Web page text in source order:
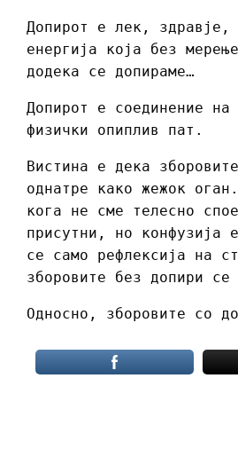
Допирот е лек, здравје,
енергија која без
додека се допираме…
Допирот е соединение
физички опиплив пат.
Вистина е дека
однатре како жежок
кога не сме телесно
присутни, но конфузија
се само рефлексија на
зборовите без допири се
Односно, зборовите со